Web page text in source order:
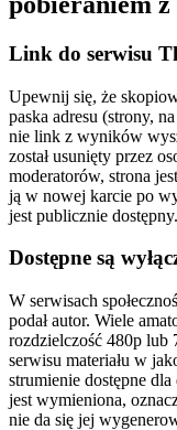
Link do serwisu
Upewnij się, że
paska adresu (strony,
nie link z wyników
został usunięty przez
moderatorów, strona
ją w nowej karcie po
jest publicznie dostępny.
Dostępne są
W serwisach
podał autor. Wiele
rozdzielczość 480p lub
serwisu materiału w
strumienie dostępne
jest wymieniona,
nie da się jej